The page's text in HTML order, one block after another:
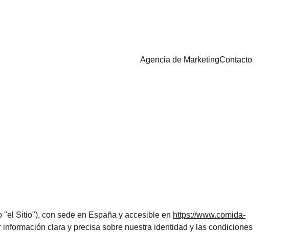
Agencia de MarketingContacto
"el Sitio"), con sede en España y accesible en https://www.comida-
clara y precisa sobre nuestra identidad y las condiciones